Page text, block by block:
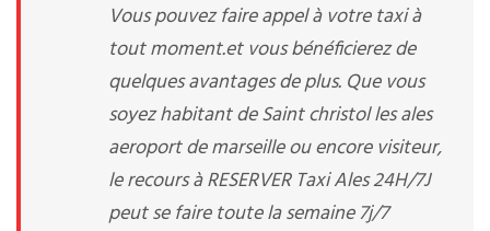
Vous pouvez faire appel à votre taxi à
tout moment.et vous bénéficierez de
quelques avantages de plus. Que vous
soyez habitant de Saint christol les ales
aeroport de marseille ou encore visiteur,
le recours à RESERVER Taxi Ales 24H/7J
peut se faire toute la semaine 7j/7